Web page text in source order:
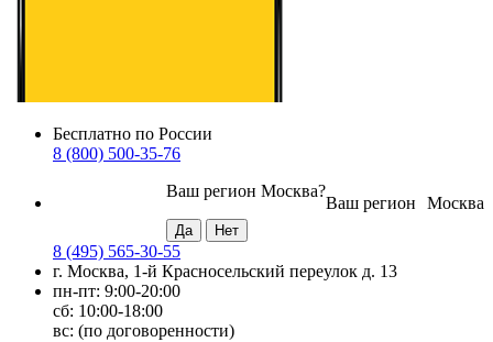
Бесплатно по России
8 (800) 500-35-76
Москва
Ваш регион
Ваш регион Москва?
8 (495) 565-30-55
г. Москва, 1-й Красносельский переулок д. 13
пн-пт: 9:00-20:00
сб: 10:00-18:00
вс: (по договоренности)